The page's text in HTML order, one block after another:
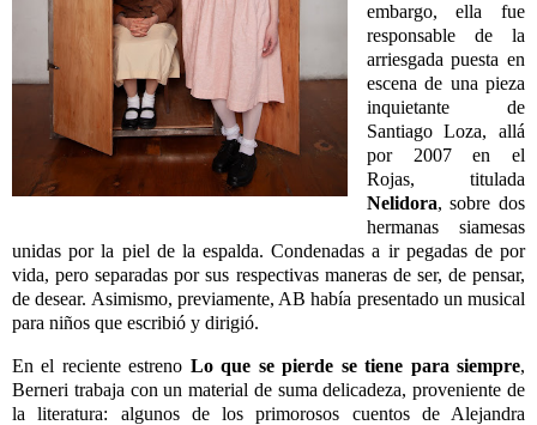
embargo, ella fue
responsable de la
arriesgada puesta en
escena de una pieza
inquietante de
Santiago Loza, allá
por 2007 en el
Rojas, titulada
Nelidora, sobre dos
hermanas siamesas
unidas por la piel de la espalda. Condenadas a ir pegadas de por
vida, pero separadas por sus respectivas maneras de ser, de pensar,
de desear. Asimismo, previamente, AB había presentado un musical
para niños que escribió y dirigió.
En el reciente estreno Lo que se pierde se tiene para siempre,
Berneri trabaja con un material de suma delicadeza, proveniente de
la literatura: algunos de los primorosos cuentos de Alejandra